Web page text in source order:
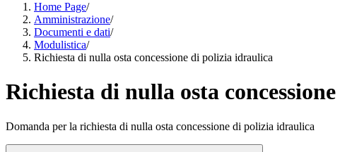
Home Page/
Amministrazione/
Documenti e dati/
Modulistica/
Richiesta di nulla osta concessione di polizia idraulica
Richiesta di nulla osta
Domanda per la richiesta di nulla osta concessione di polizia idraulica